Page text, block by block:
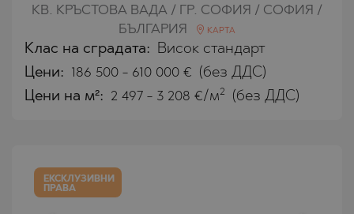
КВ. КРЪСТОВА ВАДА / ГР. СОФИЯ / СОФИЯ /
БЪЛГАРИЯ
КАРТА
Клас на сградата: Висок стандарт
Цени: 186 500 - 610 000 € (без ДДС)
Цени на м²: 2 497 - 3 208 €/м2 (без ДДС)
ЕКСКЛУЗИВНИ
ПРАВА